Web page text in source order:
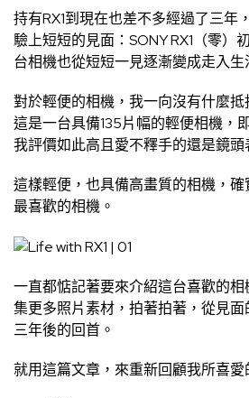
持有RX1到現在也差不多經過了三年
驗上短短的見面： SONY RX1（零）
台相機也從短短一見逐漸變成走入生
對於輕便的相機，我一向沒有什麼抵
這是一台具備135片幅的輕便相機，
我評價如此高且愛不釋手的還是鏡頭
這樣輕便，也具備高畫質的相機，
最喜歡的相機。
一直都惦記著要來介紹這台喜歡的
集更多照片素材，拍著拍著，從見
三年後的回首。
就用這篇文章，來重新回顧我所喜愛